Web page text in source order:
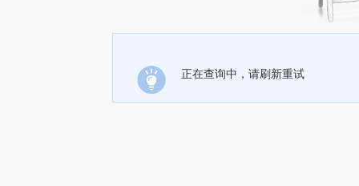
正在查询中，请刷新重试